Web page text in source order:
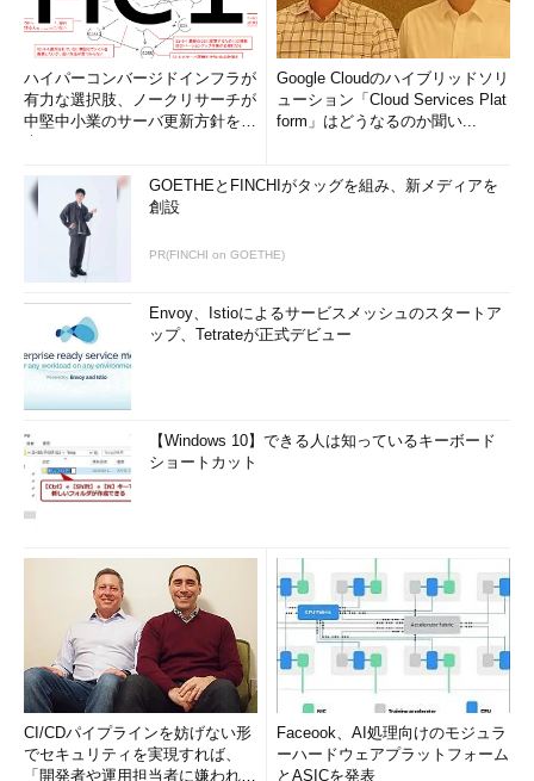
ハイパーコンバージドインフラが
有力な選択肢、ノークリサーチが
中堅中小業のサーバ更新方針を調
Google Cloudのハイブリッドソリ
ューション「Cloud Services Plat
form」はどうなるのか聞い...
GOETHEとFINCHIがタッグを組み、新メディアを
創設
PR(FINCHI on GOETHE)
Envoy、Istioによるサービスメッシュのスタートア
ップ、Tetrateが正式デビュー
【Windows 10】できる人は知っているキーボード
ショートカット
CI/CDパイプラインを妨げない形
でセキュリティを実現すれば、
「開発者や運用担当者に嫌われな
Faceook、AI処理向けのモジュラ
ーハードウェアプラットフォーム
とASICを発表